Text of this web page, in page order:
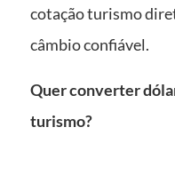
cotação turismo
câmbio confiável.
Quer converter
turismo?